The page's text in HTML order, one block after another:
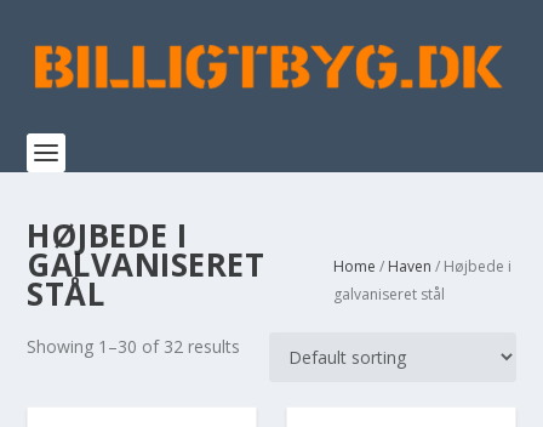
HØJBEDE I
GALVANISERET
STÅL
Home / Haven / Højbede i
galvaniseret stål
Showing 1–30 of 32 results